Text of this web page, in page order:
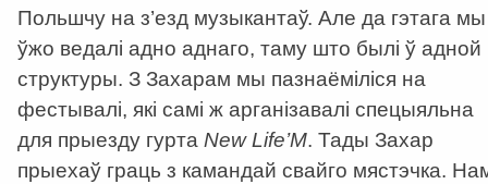
Польшчу на з’езд музыкантаў. Але да гэтага мы
ўжо ведалі адно аднаго, таму што былі ў адной
структуры. З Захарам мы пазнаёміліся на
фестывалі, які самі ж арганізавалі спецыяльна
для прыезду гурта New Life’М. Тады Захар
прыехаў граць з камандай свайго мястэчка.